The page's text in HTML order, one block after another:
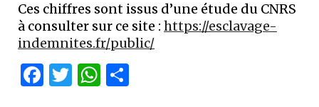
Ces chiffres sont issus d’une étude du CNRS
à consulter sur ce site : https://esclavage-
indemnites.fr/public/
Facebook
Twitter
WhatsApp